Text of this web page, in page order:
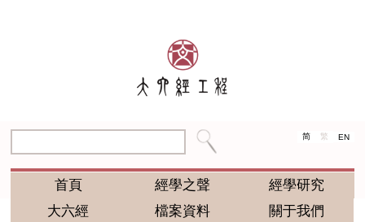
简 繁 EN
首頁 經學之聲
經學研究
大六經
檔案資料 關于我們